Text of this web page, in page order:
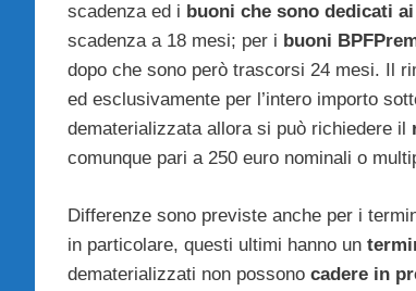
scadenza ed i buoni che sono dedicati
scadenza a 18 mesi; per i buoni
dopo che sono però trascorsi 24 mesi. Il
ed esclusivamente per l’intero importo
dematerializzata allora si può richiedere il
comunque pari a 250 euro nominali o
Differenze sono previste anche per i
in particolare, questi ultimi hanno un
dematerializzati non possono cadere in